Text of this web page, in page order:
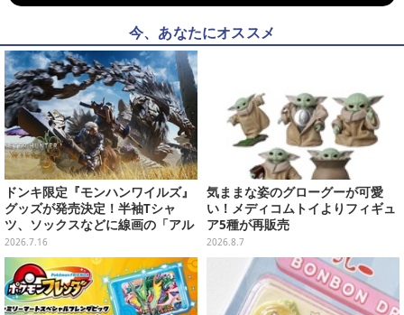
今、あなたにオススメ
ドンキ限定『モンハンワイルズ』
グッズが発売決定！半袖Tシャ
ツ、ソックスなどに線画の「アル
シュベルド」「リオレウス」ら11
体をデザイン
2026.7.16
気ままな姿のグローグーが可愛
い！メディコムトイよりフィギュ
ア5種が再販売
2026.8.7